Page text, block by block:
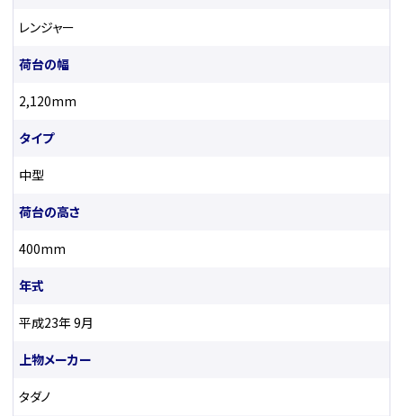
レンジャー
荷台の幅
2,120mm
タイプ
中型
荷台の高さ
400mm
年式
平成23年 9月
上物メーカー
タダノ